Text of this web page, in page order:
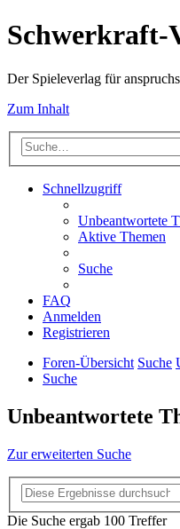
Schwerkraft-
Der Spieleverlag für
Zum Inhalt
Schnellzugriff
Unbeantwortete
Aktive Themen
Suche
FAQ
Anmelden
Registrieren
Foren-Übersicht Suche
Suche
Unbeantwortete
Zur erweiterten Suche
Die Suche ergab 100 Treffer